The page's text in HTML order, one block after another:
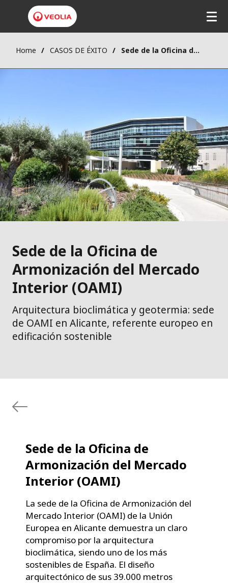
contenido
principal
Home CASOS DE ÉXITO Sede de la Oficina de Armonización del Mercado Interior (OAMI)
Sede de la Oficina de
Armonización del Mercado
Interior (OAMI)
Arquitectura bioclimática y geotermia: sede
de OAMI en Alicante, referente europeo en
edificación sostenible
Sede de la Oficina de
Armonización del Mercado
Interior (OAMI)
La sede de la Oficina de Armonización del
Mercado Interior (OAMI) de la Unión
Europea en Alicante demuestra un claro
compromiso por la arquitectura
bioclimática, siendo uno de los más
sostenibles de España. El diseño
arquitectónico de sus 39.000 metros